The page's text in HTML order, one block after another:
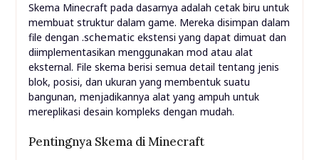
Skema Minecraft pada dasarnya adalah cetak biru untuk
membuat struktur dalam game. Mereka disimpan dalam
file dengan .schematicekstensi yang dapat dimuat dan
diimplementasikan menggunakan mod atau alat
eksternal. File skema berisi semua detail tentang jenis
blok, posisi, dan ukuran yang membentuk suatu
bangunan, menjadikannya alat yang ampuh untuk
mereplikasi desain kompleks dengan mudah.
Pentingnya Skema di Minecraft